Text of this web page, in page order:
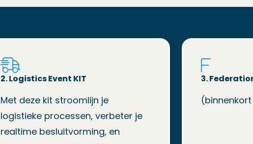
2. Logistics Event KIT
Met deze kit stroomlijn je
logistieke processen, verbeter je
realtime besluitvorming, en
3.